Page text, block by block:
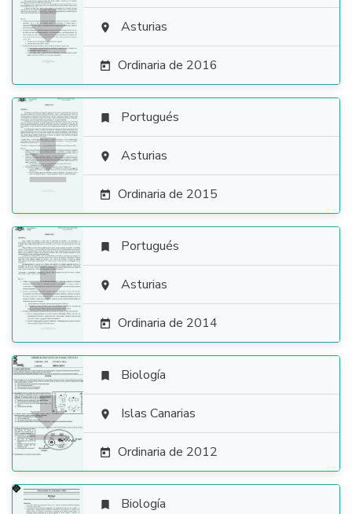
  Asturias
 Ordinaria de 2016

 Portugués
 Asturias
 Ordinaria de 2015

 Portugués
 Asturias
 Ordinaria de 2014

 Biología
 Islas Canarias
 Ordinaria de 2012
 Biología